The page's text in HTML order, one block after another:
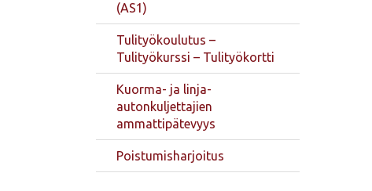
(AS1)
Tulityökoulutus –
Tulityökurssi – Tulityökortti
Kuorma- ja linja-
autonkuljettajien
ammattipätevyys
Poistumisharjoitus